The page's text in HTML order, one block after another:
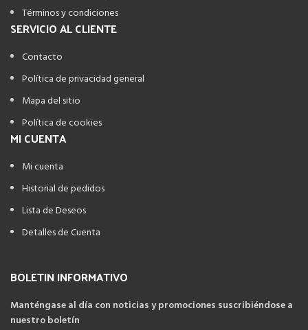
Términos y condiciones
SERVICIO AL CLIENTE
Contacto
Política de privacidad general
Mapa del sitio
Política de cookies
MI CUENTA
Mi cuenta
Historial de pedidos
Lista de Deseos
Detalles de Cuenta
BOLETIN INFORMATIVO
Manténgase al día con noticias y promociones suscribiéndose a
nuestro boletín